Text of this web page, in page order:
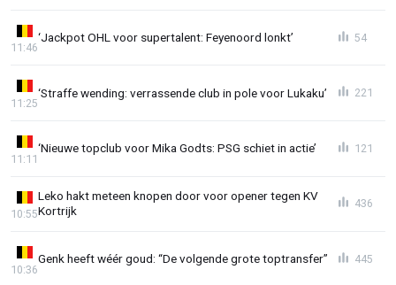
‘Jackpot OHL voor supertalent: Feyenoord lonkt’
11:46
54
‘Straffe wending: verrassende club in pole voor Lukaku’
11:25
221
‘Nieuwe topclub voor Mika Godts: PSG schiet in actie’
11:11
121
Leko hakt meteen knopen door voor opener tegen KV
Kortrijk
10:55
436
Genk heeft wéér goud: “De volgende grote toptransfer”
10:36
445